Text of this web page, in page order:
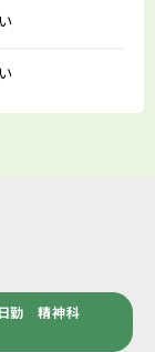
日勤 精神科